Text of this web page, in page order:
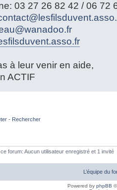
03 27 26 82 42 / 06 72
à leur venir en aide,
ACTIF
- Rechercher
forum: Aucun utilisateur enregistré et 1 invité
L’équipe du
Powered by phpBB